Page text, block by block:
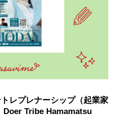
レプレナーシップ（起業家
Doer Tribe Hamamatsu